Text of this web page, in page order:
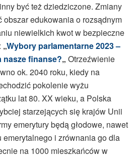
być też dziedziczone. Zmiany
edukowania o rozsądnym
niewielkich kwot w bezpieczne
„Wybory parlamentarne 2023 –
nasze finanse?„ Otrzeźwienie
ok. 2040 roku, kiedy na
pokolenie wyżu
lat 80. XX wieku, a Polska
starzejących się krajów Unii
emerytury będą głodowe, nawet
emerytalnego i zrównania go dla
na 1000 mieszkańców w